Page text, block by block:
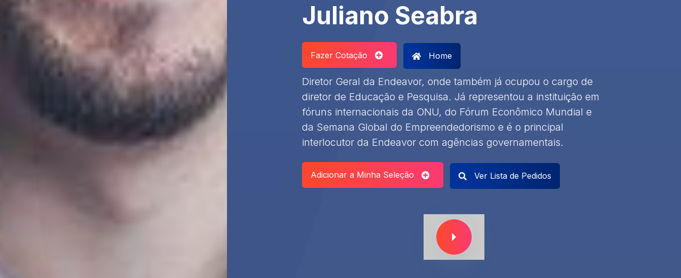
Juliano Seabra
Fazer Cotação Home
Diretor Geral da Endeavor, onde também já ocupou o cargo de
diretor de Educação e Pesquisa. Já representou a instituição em
fóruns internacionais da ONU, do Fórum Econômico Mundial e
da Semana Global do Empreendedorismo e é o principal
interlocutor da Endeavor com agências governamentais.
Adicionar a Minha Seleção Ver Lista de Pedidos